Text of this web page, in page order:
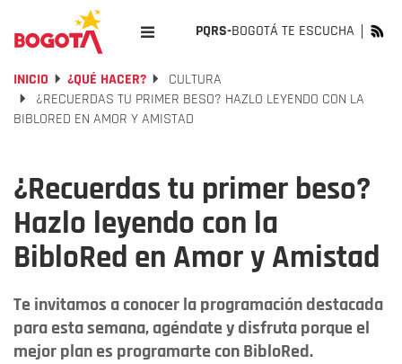
PQRS-BOGOTÁ TE ESCUCHA
INICIO ¿QUÉ HACER?
CULTURA
¿RECUERDAS TU PRIMER BESO? HAZLO LEYENDO CON LA
BIBLORED EN AMOR Y AMISTAD
¿Recuerdas tu primer beso?
Hazlo leyendo con la
BibloRed en Amor y Amistad
Te invitamos a conocer la programación destacada
para esta semana, agéndate y disfruta porque el
mejor plan es programarte con BibloRed.